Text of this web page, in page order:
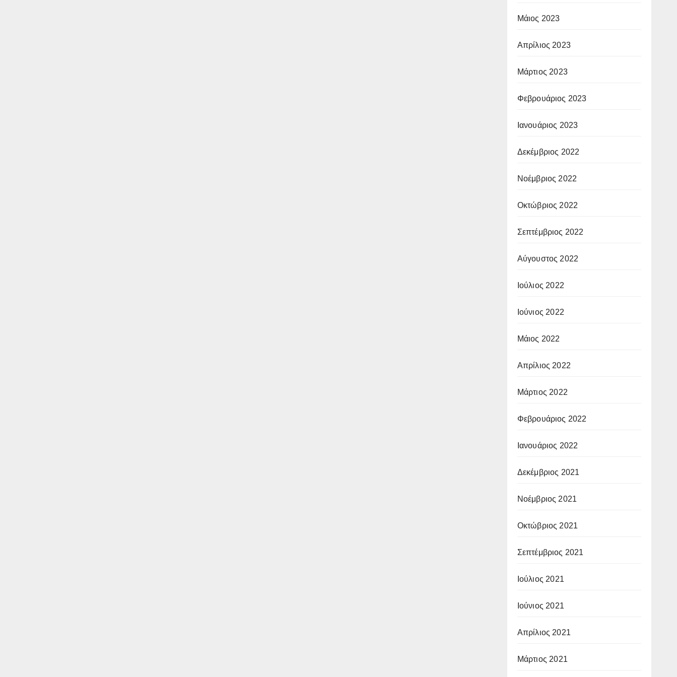
Μάιος 2023
Απρίλιος 2023
Μάρτιος 2023
Φεβρουάριος 2023
Ιανουάριος 2023
Δεκέμβριος 2022
Νοέμβριος 2022
Οκτώβριος 2022
Σεπτέμβριος 2022
Αύγουστος 2022
Ιούλιος 2022
Ιούνιος 2022
Μάιος 2022
Απρίλιος 2022
Μάρτιος 2022
Φεβρουάριος 2022
Ιανουάριος 2022
Δεκέμβριος 2021
Νοέμβριος 2021
Οκτώβριος 2021
Σεπτέμβριος 2021
Ιούλιος 2021
Ιούνιος 2021
Απρίλιος 2021
Μάρτιος 2021